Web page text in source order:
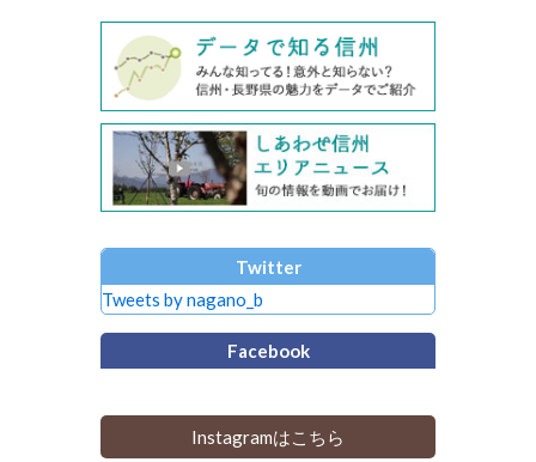
Twitter
Tweets by nagano_b
Facebook
Instagramはこちら